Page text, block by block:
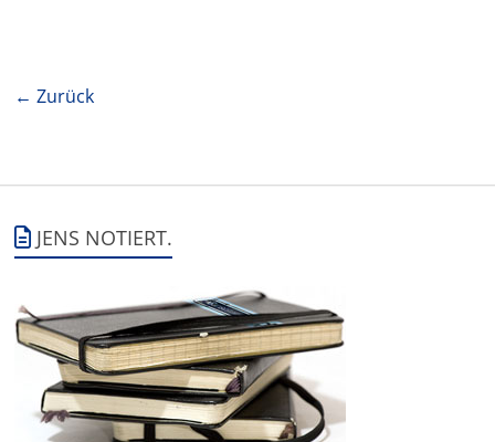
← Zurück
JENS NOTIERT.